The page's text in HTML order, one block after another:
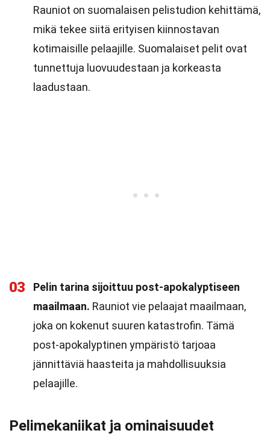
Rauniot on suomalaisen pelistudion kehittämä,
mikä tekee siitä erityisen kiinnostavan
kotimaisille pelaajille. Suomalaiset pelit ovat
tunnettuja luovuudestaan ja korkeasta
laadustaan.
03
Pelin tarina sijoittuu post-apokalyptiseen
maailmaan. Rauniot vie pelaajat maailmaan,
joka on kokenut suuren katastrofin. Tämä
post-apokalyptinen ympäristö tarjoaa
jännittäviä haasteita ja mahdollisuuksia
pelaajille.
Pelimekaniikat ja ominaisuudet